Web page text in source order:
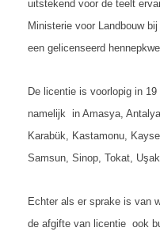
uitstekend voor de teelt
Ministerie voor Landbouw
een gelicenseerd
De licentie is voorlopig in
namelijk in Amasya,
Karabük, Kastamonu,
Samsun, Sinop, Tokat,
Echter als er sprake is van
de afgifte van licentie ook